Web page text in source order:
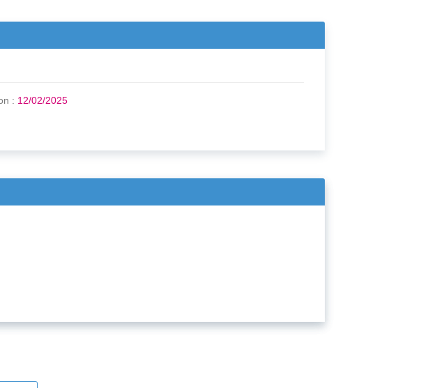
: 12/02/2025